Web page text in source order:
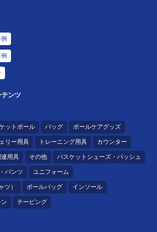
ンツ
ットボール バッグ ボールケアグッズ
リー用具 トレーニング用具 カウンター
用具 その他 バスケットシューズ・バッシュ
パンツ ユニフォーム
ツ） ボールバッグ インソール
テーピング